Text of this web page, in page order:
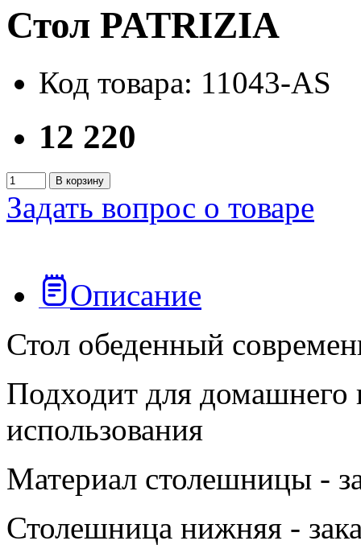
Стол PATRIZIA
Код товара: 11043-AS
12 220
В корзину
Задать вопрос о товаре
Описание
Стол обеденный
Подходит для домашнего
использования
Материал столешницы -
Столешница нижняя -